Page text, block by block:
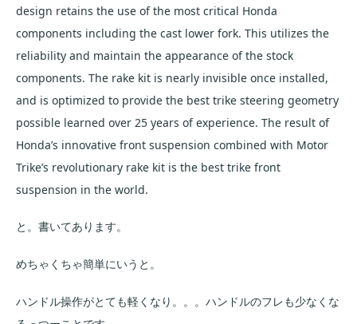
design retains the use of the most critical Honda
components including the cast lower fork. This utilizes the
reliability and maintain the appearance of the stock
components. The rake kit is nearly invisible once installed,
and is optimized to provide the best trike steering geometry
possible learned over 25 years of experience. The result of
Honda’s innovative front suspension combined with Motor
Trike’s revolutionary rake kit is the best trike front
suspension in the world.
と。書いてあります。
めちゃくちゃ簡単にいうと。
ハンドル操作がとても軽くなり。。。ハンドルのフレも少なくな